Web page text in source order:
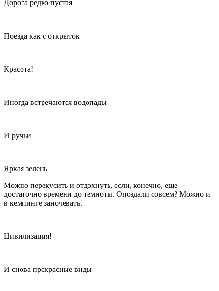
Дорога редко пустая
Поезда как с открыток
Красота!
Иногда встречаются водопады
И ручьи
Яркая зелень
Можно перекусить и отдохнуть, если, конечно, еще
достаточно времени до темноты. Опоздали совсем? Можно и
в кемпинге заночевать.
Цивилизация!
И снова прекрасные виды